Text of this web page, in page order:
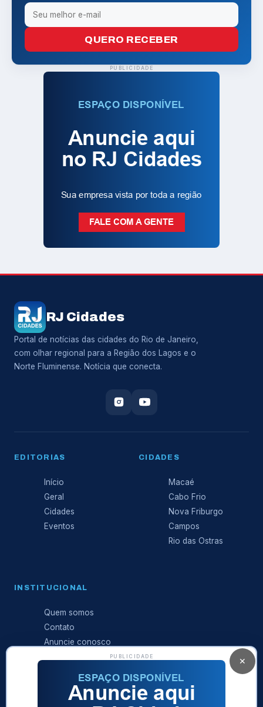
QUERO RECEBER
PUBLICIDADE
RJ Cidades
Portal de notícias das cidades do Rio de Janeiro,
com olhar regional para a Região dos Lagos e o
Norte Fluminense. Notícia que conecta.
EDITORIAS
Início
Geral
Cidades
Eventos
CIDADES
Macaé
Cabo Frio
Nova Friburgo
Campos
Rio das Ostras
INSTITUCIONAL
Quem somos
Contato
Anuncie conosco
privacidade
✕
PUBLICIDADE